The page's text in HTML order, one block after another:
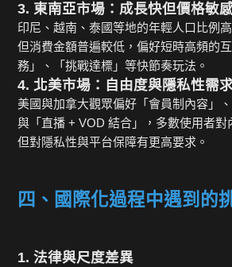
3. 東南亞市場：成長快但價格敏
印尼、越南、泰國等地的年輕人口比例
但消費金額普遍較低，偏好短時高頻的
務」、「挑戰達標」等快節奏玩法。
4. 北美市場：自由度與隱私性需
美國與加拿大觀眾偏好「會員制內容」、
與「直播 + VOD 結合」，多數使用者對
但對隱私性與平台保障有更高要求。
四、國際化過程中遇到的
1. 法律與尺度差異